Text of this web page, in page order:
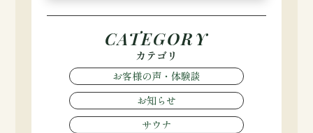
CATEGORY
カテゴリ
お客様の声・体験談
お知らせ
サウナ